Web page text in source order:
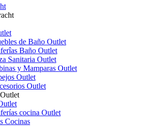
de Baño Outlet
Baño Outlet
Sanitaria Outlet
y Mamparas Outlet
Outlet
Outlet
cocina Outlet
Cocinas